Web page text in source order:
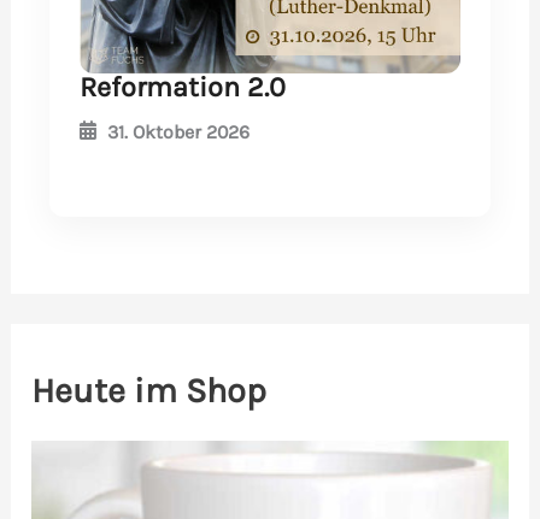
Reformation 2.0
31. Oktober 2026
Heute im Shop